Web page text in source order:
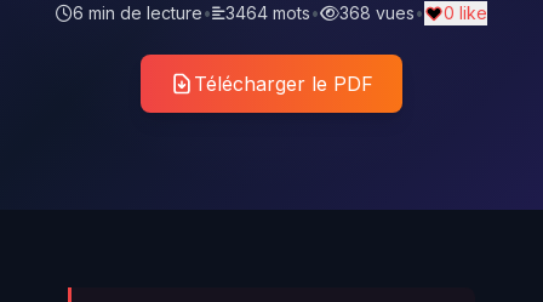
6 min de lecture• 3464 mots• 368 vues• 0 like
Télécharger le PDF